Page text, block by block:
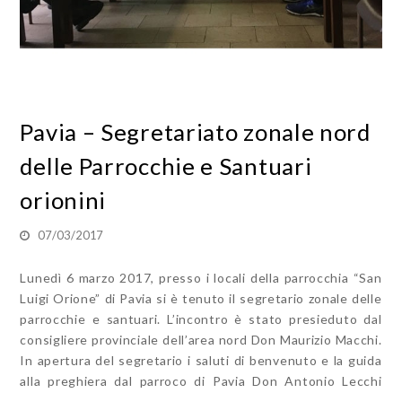
Pavia – Segretariato zonale nord
delle Parrocchie e Santuari
orionini
07/03/2017
Lunedì 6 marzo 2017, presso i locali della parrocchia “San
Luigi Orione” di Pavia si è tenuto il segretario zonale delle
parrocchie e santuari. L’incontro è stato presieduto dal
consigliere provinciale dell’area nord Don Maurizio Macchi.
In apertura del segretario i saluti di benvenuto e la guida
alla preghiera dal parroco di Pavia Don Antonio Lecchi